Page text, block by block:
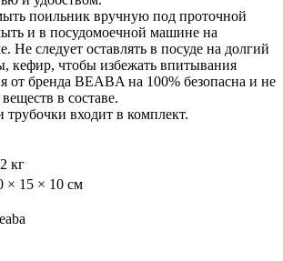
поильник вручную под проточной
и в посудомоечной машине на
Не следует оставлять в посуде на долгий
кефир, чтобы избежать впитывания
от бренда BEABA на 100% безопасна и не
в составе.
входит в комплект.
кг
× 15 × 10 см